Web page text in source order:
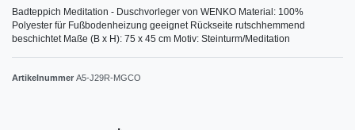
Badteppich Meditation - Duschvorleger von WENKO Material: 100%
Polyester für Fußbodenheizung geeignet Rückseite rutschhemmend
beschichtet Maße (B x H): 75 x 45 cm Motiv: Steinturm/Meditation
Artikelnummer A5-J29R-MGCO